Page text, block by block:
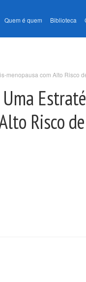
Quem é quem Biblioteca
menopausa com Alto Risco
Risco